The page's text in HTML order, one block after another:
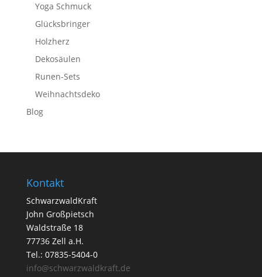
Yoga Schmuck
Glücksbringer
Holzherz
Dekosäulen
Runen-Sets
Weihnachtsdeko
Blog
Kontakt
SchwarzwaldKraft
John Großpietsch
Waldstraße 18
77736 Zell a.H.
Tel.: 07835-5404-0
info@schwarzwaldkraft.de